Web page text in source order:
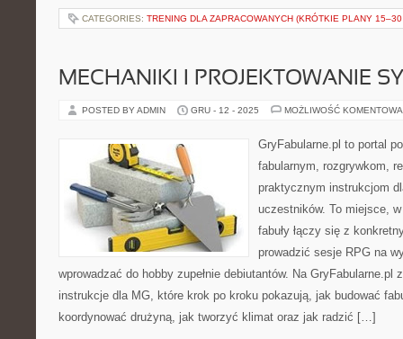
CATEGORIES: TRENING DLA ZAPRACOWANYCH (KRÓTKIE PLANY
MECHANIKI I PROJEKTOWANIE
POSTED BY ADMIN GRU - 12 - 2025 MOŻLIWOŚĆ
GryFabularne.pl to portal
fabularnym, rozgrywkom,
praktycznym instrukcjom
uczestników. To miejsce,
fabuły łączy się z
prowadzić sesje RPG na
wprowadzać do hobby zupełnie debiutantów. Na GryFabularne.pl
instrukcje dla MG, które krok po kroku pokazują, jak budować
koordynować drużyną, jak tworzyć klimat oraz jak radzić […]